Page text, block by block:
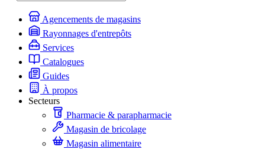
Agencements de magasins
Rayonnages d'entrepôts
Services
Catalogues
Guides
À propos
Secteurs
Pharmacie & parapharmacie
Magasin de bricolage
Magasin alimentaire